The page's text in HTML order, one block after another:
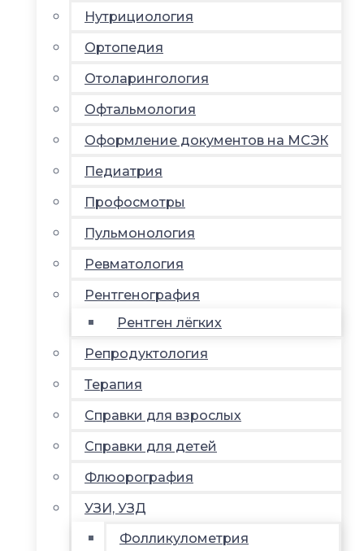
Нутрициология
Ортопедия
Отоларингология
Офтальмология
Оформление документов на МСЭК
Педиатрия
Профосмотры
Пульмонология
Ревматология
Рентгенография
Рентген лёгких
Репродуктология
Терапия
Справки для взрослых
Справки для детей
Флюорография
УЗИ, УЗД
Фолликулометрия